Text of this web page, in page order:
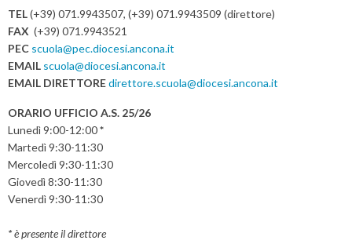
TEL(+39) 071.9943507, (+39) 071.9943509 (direttore)
FAX (+39) 071.9943521
PEC scuola@pec.diocesi.ancona.it
EMAIL scuola@diocesi.ancona.it
EMAIL DIRETTOREdirettore.scuola@diocesi.ancona.it
ORARIO UFFICIO A.S. 25/26
Lunedì 9:00-12:00*
Martedì 9:30-11:30
Mercoledì 9:30-11:30
Giovedì 8:30-11:30
Venerdì 9:30-11:30
*è presente il direttore